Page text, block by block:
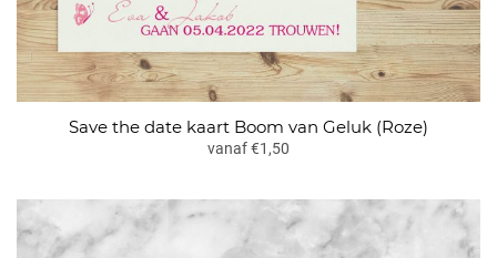
Save the date kaart Boom van Geluk (Roze)
vanaf €1,50